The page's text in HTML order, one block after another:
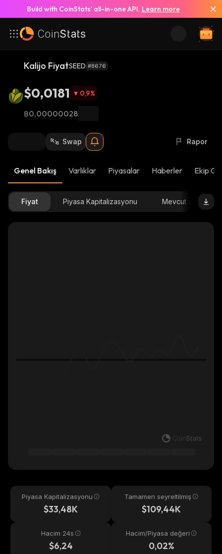
Build with CoinStats’ all-in-one API. Learn more
Kalijo FiyatSEED #8676
$0,0181 0,9%
฿0,00000028
Swap Rapor
Genel Bakış Varlıklar Piyasalar Haberler Ekip
Fiyat Piyasa Kapitalizasyonu Mevcut arz
Piyasa Kapitalizasyonu
$33,48K
Tamamen seyreltilmiş
$109,44K
Hacim 24s
$6,24
Hacim/Piyasa değeri
0,02%